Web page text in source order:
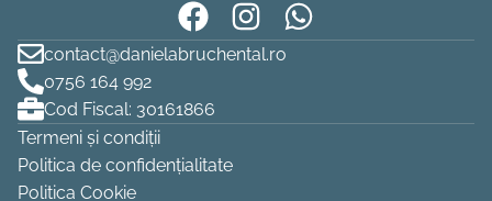
contact@danielabruchental.ro
0756 164 992
Cod Fiscal: 30161866
Termeni și condiții
Politica de confidențialitate
Politica Cookie